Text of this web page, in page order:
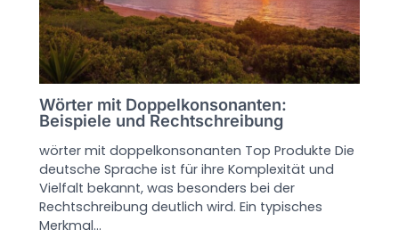
Wörter mit Doppelkonsonanten:
Beispiele und Rechtschreibung
wörter mit doppelkonsonanten Top Produkte Die
deutsche Sprache ist für ihre Komplexität und
Vielfalt bekannt, was besonders bei der
Rechtschreibung deutlich wird. Ein typisches
Merkmal…